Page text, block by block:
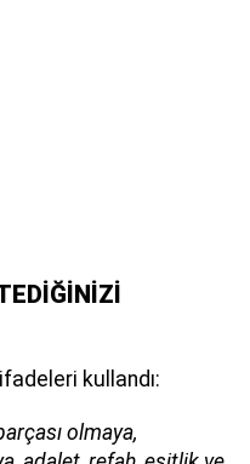
kullandı:
olmaya,